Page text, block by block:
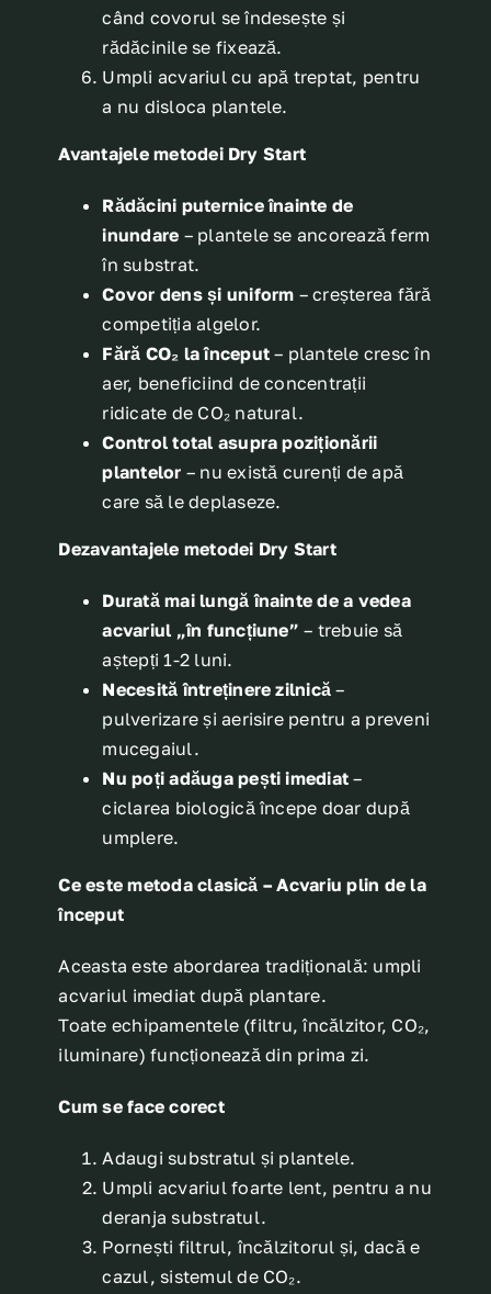
când covorul se îndesește și
rădăcinile se fixează.
Umpli acvariul cu apă treptat, pentru
a nu disloca plantele.
Avantajele metodei Dry Start
Rădăcini puternice înainte de
inundare – plantele se ancorează ferm
în substrat.
Covor dens și uniform – creșterea fără
competiția algelor.
Fără CO₂ la început – plantele cresc în
aer, beneficiind de concentrații
ridicate de CO₂ natural.
Control total asupra poziționării
plantelor – nu există curenți de apă
care să le deplaseze.
Dezavantajele metodei Dry Start
Durată mai lungă înainte de a vedea
acvariul „în funcțiune” – trebuie să
aștepți 1-2 luni.
Necesită întreținere zilnică –
pulverizare și aerisire pentru a preveni
mucegaiul.
Nu poți adăuga pești imediat –
ciclarea biologică începe doar după
umplere.
Ce este metoda clasică – Acvariu plin de la
început
Aceasta este abordarea tradițională: umpli
acvariul imediat după plantare.
Toate echipamentele (filtru, încălzitor, CO₂,
iluminare) funcționează din prima zi.
Cum se face corect
Adaugi substratul și plantele.
Umpli acvariul foarte lent, pentru a nu
deranja substratul.
Pornești filtrul, încălzitorul și, dacă e
cazul, sistemul de CO₂.